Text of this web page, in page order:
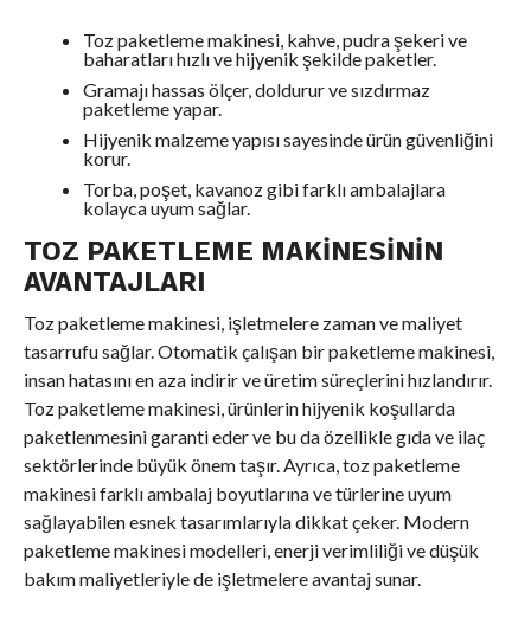
Toz paketleme makinesi, kahve, pudra şekeri ve
baharatları hızlı ve hijyenik şekilde paketler.
Gramajı hassas ölçer, doldurur ve sızdırmaz
paketleme yapar.
Hijyenik malzeme yapısı sayesinde ürün güvenliğini
korur.
Torba, poşet, kavanoz gibi farklı ambalajlara
kolayca uyum sağlar.
TOZ PAKETLEME MAKINESININ
AVANTAJLARI
Toz paketleme makinesi, işletmelere zaman ve maliyet
tasarrufu sağlar. Otomatik çalışan bir paketleme makinesi,
insan hatasını en aza indirir ve üretim süreçlerini hızlandırır.
Toz paketleme makinesi, ürünlerin hijyenik koşullarda
paketlenmesini garanti eder ve bu da özellikle gıda ve ilaç
sektörlerinde büyük önem taşır. Ayrıca, toz paketleme
makinesi farklı ambalaj boyutlarına ve türlerine uyum
sağlayabilen esnek tasarımlarıyla dikkat çeker. Modern
paketleme makinesi modelleri, enerji verimliliği ve düşük
bakım maliyetleriyle de işletmelere avantaj sunar.